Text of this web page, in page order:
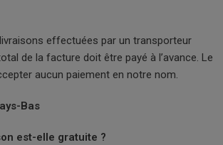
effectuées par un transporteur
de la facture doit être payé à l’avance. Le
aucun paiement en notre nom.
Bas
est-elle gratuite ?